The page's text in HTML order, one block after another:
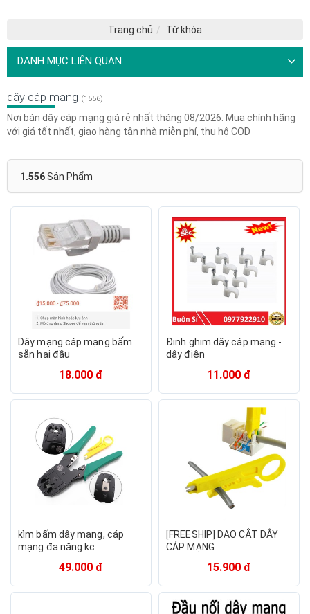
Trang chủ Từ khóa
DANH MỤC LIÊN QUAN
dây cáp mạng (1556)
Nơi bán dây cáp mạng giá rẻ nhất tháng 08/2026. Mua chính hãng
với giá tốt nhất, giao hàng tận nhà miễn phí, thu hộ COD
1.556Sản Phẩm
Dây mạng cáp mạng bấm
sẵn hai đầu
18.000 đ
Đinh ghim dây cáp mạng -
dây điện
11.000 đ
kìm bấm dây mạng, cáp
mạng đa năng kc
49.000 đ
[FREESHIP] DAO CẮT DÂY
CÁP MẠNG
15.900 đ